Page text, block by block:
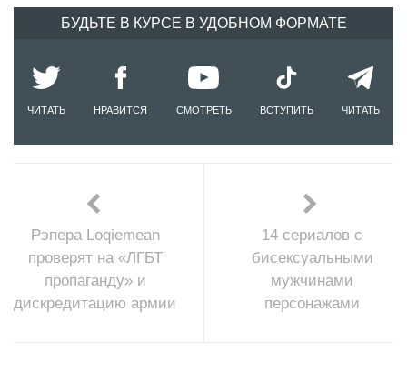
БУДЬТЕ В КУРСЕ В УДОБНОМ ФОРМАТЕ
ЧИТАТЬ НРАВИТСЯ СМОТРЕТЬ ВСТУПИТЬ ЧИТАТЬ
Рэпера Loqiemean
проверят на «ЛГБТ
пропаганду» и
дискредитацию армии
14 сериалов с
бисексуальными
мужчинами
персонажами